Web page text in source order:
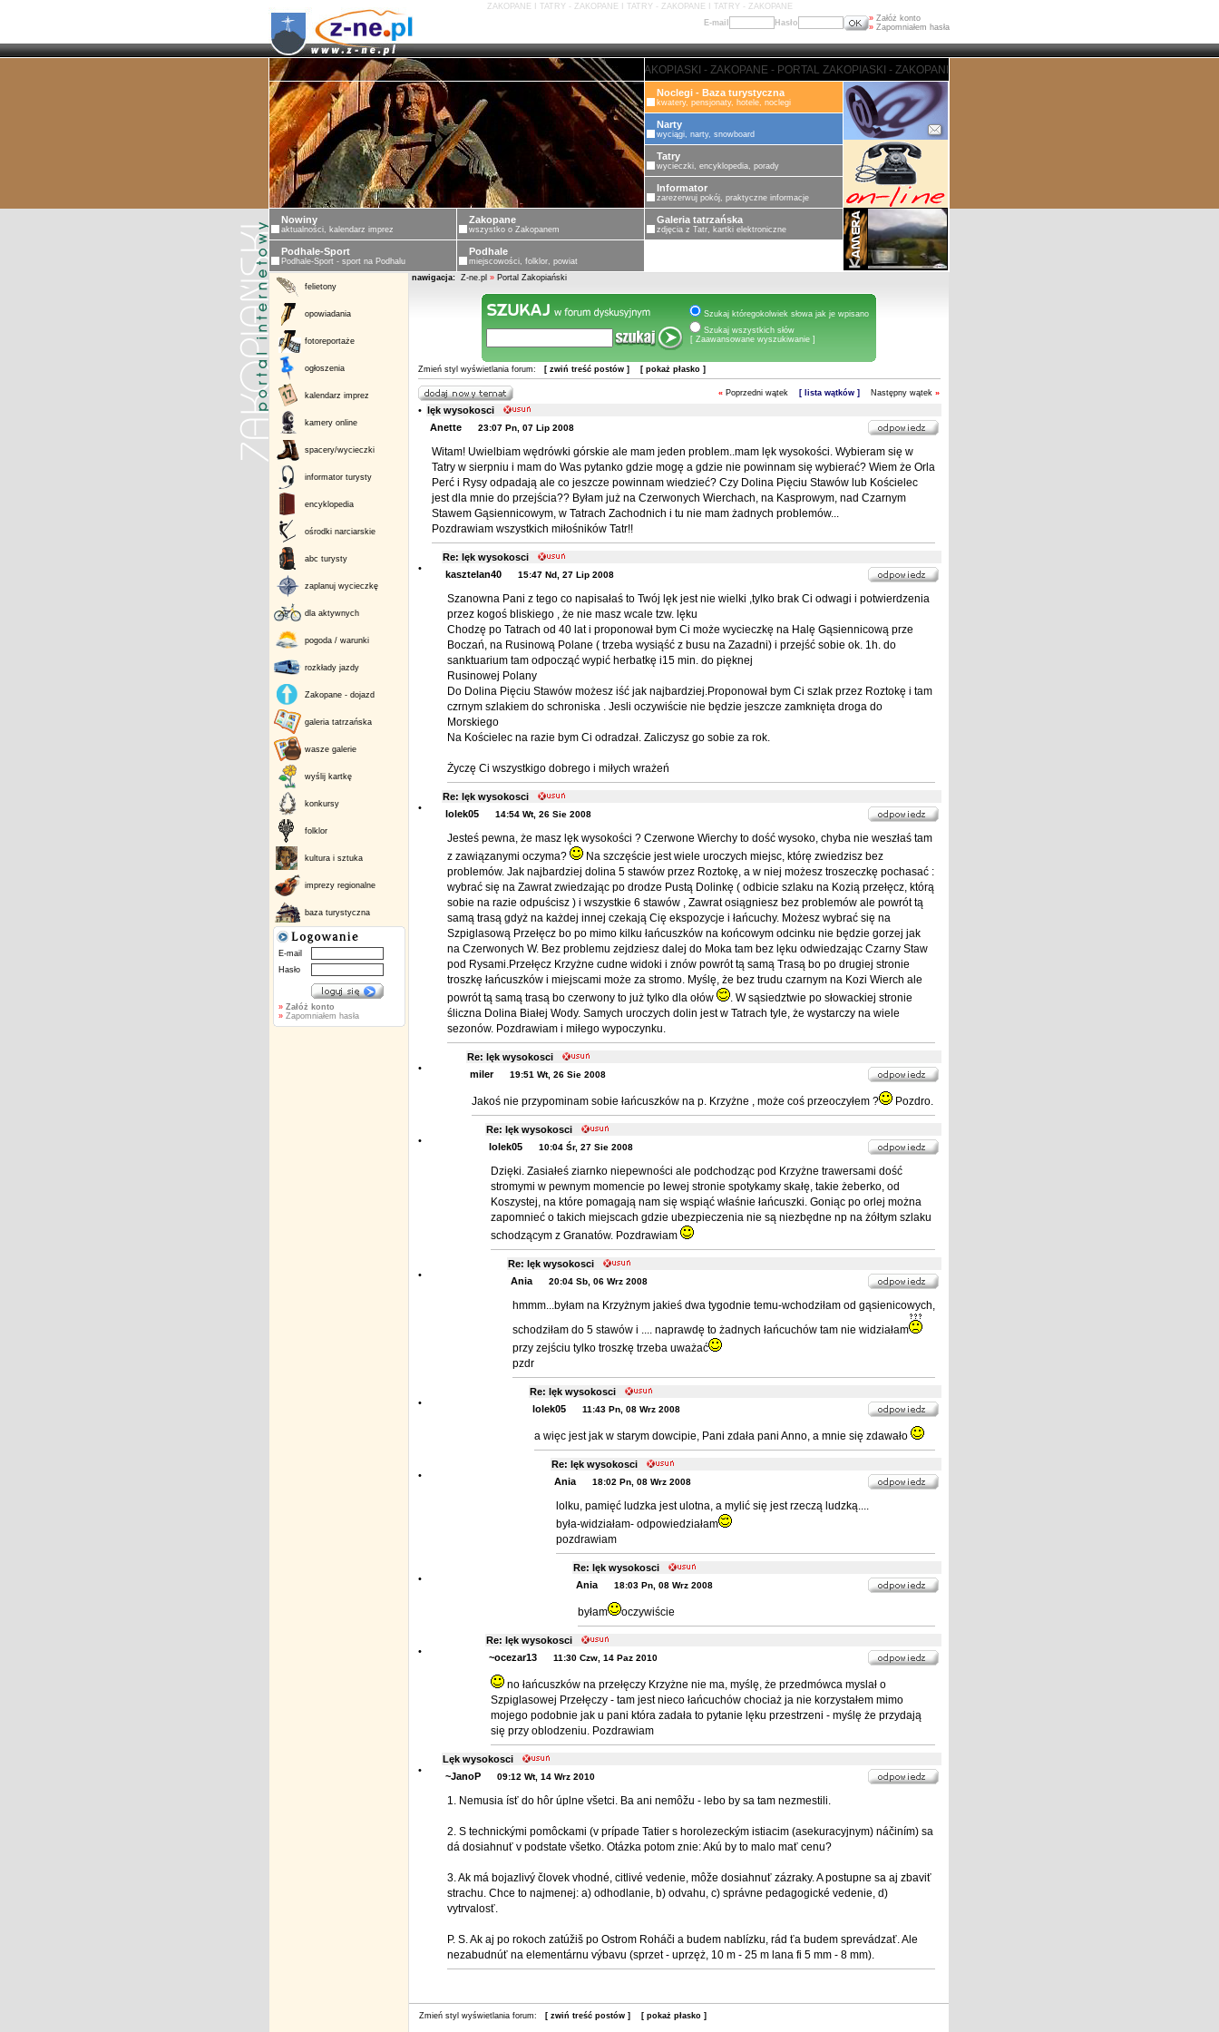
ZAKOPANE I TATRY - ZAKOPANE I TATRY - ZAKOPANE I TATRY - ZAKOPANE
E-mail
Hasło » Załóż konto
» Zapomniałem hasła
ZAKOPANE - PORTAL ZAKOPIASKI - ZAKOPANE - PORTAL ZAKOPIASKI - ZAKOPANE - PORTAL ZAKOPIASKI -
Noclegi - Baza turystyczna
kwatery, pensjonaty, hotele, noclegi
Narty
wyciągi, narty, snowboard
Tatry
wycieczki, encyklopedia, porady
Informator
zarezerwuj pokój, praktyczne informacje
Nowiny
aktualności, kalendarz imprez
Zakopane
wszystko o Zakopanem
Galeria tatrzańska
zdjęcia z Tatr, kartki elektroniczne
Podhale-Sport
Podhale-Sport - sport na Podhalu
Podhale
miejscowości, folklor, powiat
felietony
opowiadania
fotoreportaże
ogłoszenia
kalendarz imprez
kamery online
spacery/wycieczki
informator turysty
encyklopedia
ośrodki narciarskie
abc turysty
zaplanuj wycieczkę
dla aktywnych
pogoda / warunki
rozkłady jazdy
Zakopane - dojazd
galeria tatrzańska
wasze galerie
wyślij kartkę
konkursy
folklor
kultura i sztuka
imprezy regionalne
baza turystyczna
E-mail
Hasło
» Załóż konto
»Zapomniałem hasła
nawigacja: Z-ne.pl » Portal Zakopiański
Szukaj któregokolwiek słowa jak je wpisano
Szukaj wszystkich słów
[ Zaawansowane wyszukiwanie ]
Zmień styl wyświetlania forum: [ zwiń treść postów ] [ pokaż płasko ]
« Poprzedni wątek [ lista wątków ] Następny wątek »
• lęk wysokosci
Anette
23:07 Pn, 07 Lip 2008
Witam! Uwielbiam wędrówki górskie ale mam jeden problem..mam lęk wysokości. Wybieram się w
Tatry w sierpniu i mam do Was pytanko gdzie mogę a gdzie nie powinnam się wybierać? Wiem że Orla
Perć i Rysy odpadają ale co jeszcze powinnam wiedzieć? Czy Dolina Pięciu Stawów lub Kościelec
jest dla mnie do przejścia?? Byłam już na Czerwonych Wierchach, na Kasprowym, nad Czarnym
Stawem Gąsiennicowym, w Tatrach Zachodnich i tu nie mam żadnych problemów...
Pozdrawiam wszystkich miłośników Tatr!!
•
Re: lęk wysokosci
kasztelan40
15:47 Nd, 27 Lip 2008
Szanowna Pani z tego co napisałaś to Twój lęk jest nie wielki ,tylko brak Ci odwagi i potwierdzenia
przez kogoś bliskiego , że nie masz wcale tzw. lęku
Chodzę po Tatrach od 40 lat i proponował bym Ci może wycieczkę na Halę Gąsiennicową prze
Boczań, na Rusinową Polane ( trzeba wysiąść z busu na Zazadni) i przejść sobie ok. 1h. do
sanktuarium tam odpocząć wypić herbatkę i15 min. do pięknej
Rusinowej Polany
Do Dolina Pięciu Stawów możesz iść jak najbardziej.Proponował bym Ci szlak przez Roztokę i tam
czrnym szlakiem do schroniska . Jesli oczywiście nie będzie jeszcze zamknięta droga do
Morskiego
Na Kościelec na razie bym Ci odradzał. Zaliczysz go sobie za rok.
Życzę Ci wszystkigo dobrego i miłych wrażeń
•
Re: lęk wysokosci
lolek05
14:54 Wt, 26 Sie 2008
Jesteś pewna, że masz lęk wysokości ? Czerwone Wierchy to dość wysoko, chyba nie weszłaś tam
z zawiązanymi oczyma?
Na szczęście jest wiele uroczych miejsc, którę zwiedzisz bez
problemów. Jak najbardziej dolina 5 stawów przez Roztokę, a w niej możesz troszeczkę pochasać :
wybrać się na Zawrat zwiedzając po drodze Pustą Dolinkę ( odbicie szlaku na Kozią przełęcz, którą
sobie na razie odpuścisz ) i wszystkie 6 stawów , Zawrat osiągniesz bez problemów ale powrót tą
samą trasą gdyż na każdej innej czekają Cię ekspozycje i łańcuchy. Możesz wybrać się na
Szpiglasową Przełęcz bo po mimo kilku łańcuszków na końcowym odcinku nie będzie gorzej jak
na Czerwonych W. Bez problemu zejdziesz dalej do Moka tam bez lęku odwiedzając Czarny Staw
pod Rysami.Przełęcz Krzyżne cudne widoki i znów powrót tą samą Trasą bo po drugiej stronie
troszkę łańcuszków i miejscami może za stromo. Myślę, że bez trudu czarnym na Kozi Wierch ale
powrót tą samą trasą bo czerwony to już tylko dla ołów
. W sąsiedztwie po słowackiej stronie
śliczna Dolina Białej Wody. Samych uroczych dolin jest w Tatrach tyle, że wystarczy na wiele
sezonów. Pozdrawiam i miłego wypoczynku.
•
Re: lęk wysokosci
miler
19:51 Wt, 26 Sie 2008
Jakoś nie przypominam sobie łańcuszków na p. Krzyżne , może coś przeoczyłem ? Pozdro.
•
Re: lęk wysokosci
lolek05
10:04 Śr, 27 Sie 2008
Dzięki. Zasiałeś ziarnko niepewności ale podchodząc pod Krzyżne trawersami dość
stromymi w pewnym momencie po lewej stronie spotykamy skałę, takie żeberko, od
Koszystej, na które pomagają nam się wspiąć właśnie łańcuszki. Goniąc po orlej można
zapomnieć o takich miejscach gdzie ubezpieczenia nie są niezbędne np na żółtym szlaku
schodzącym z Granatów. Pozdrawiam
•
Re: lęk wysokosci
Ania
20:04 Sb, 06 Wrz 2008
hmmm...byłam na Krzyżnym jakieś dwa tygodnie temu-wchodziłam od gąsienicowych,
schodziłam do 5 stawów i .... naprawdę to żadnych łańcuchów tam nie widziałam
przy zejściu tylko troszkę trzeba uważać
pzdr
•
Re: lęk wysokosci
lolek05
11:43 Pn, 08 Wrz 2008
a więc jest jak w starym dowcipie, Pani zdała pani Anno, a mnie się zdawało
•
Re: lęk wysokosci
Ania
18:02 Pn, 08 Wrz 2008
lolku, pamięć ludzka jest ulotna, a mylić się jest rzeczą ludzką....
była-widziałam- odpowiedziałam
pozdrawiam
•
Re: lęk wysokosci
Ania
18:03 Pn, 08 Wrz 2008
byłam oczywiście
•
Re: lęk wysokosci
~ocezar13
11:30 Czw, 14 Paz 2010
no łańcuszków na przełęczy Krzyżne nie ma, myślę, że przedmówca myslał o
Szpiglasowej Przełęczy - tam jest nieco łańcuchów chociaż ja nie korzystałem mimo
mojego podobnie jak u pani która zadała to pytanie lęku przestrzeni - myślę że przydają
się przy oblodzeniu. Pozdrawiam
•
Lęk wysokosci
~JanoP
09:12 Wt, 14 Wrz 2010
1. Nemusia ísť do hôr úplne všetci. Ba ani nemôžu - lebo by sa tam nezmestili.
2. S technickými pomôckami (v prípade Tatier s horolezeckým istiacim (asekuracyjnym) náčiním) sa
dá dosiahnuť v podstate všetko. Otázka potom znie: Akú by to malo mať cenu?
3. Ak má bojazlivý človek vhodné, citlivé vedenie, môže dosiahnuť zázraky. A postupne sa aj zbaviť
strachu. Chce to najmenej: a) odhodlanie, b) odvahu, c) správne pedagogické vedenie, d)
vytrvalosť.
P. S. Ak aj po rokoch zatúžiš po Ostrom Roháči a budem nablízku, rád ťa budem sprevádzať. Ale
nezabudnúť na elementárnu výbavu (sprzet - uprzęż, 10 m - 25 m lana fi 5 mm - 8 mm).
Zmień styl wyświetlania forum: [ zwiń treść postów ] [ pokaż płasko ]